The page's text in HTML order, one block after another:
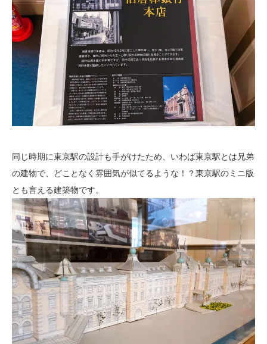
同じ時期に東京駅の設計も手がけたため、いわば東京駅とは兄弟
の建物で、どことなく雰囲気が似てるような！？東京駅のミニ版
とも言える建築物です。